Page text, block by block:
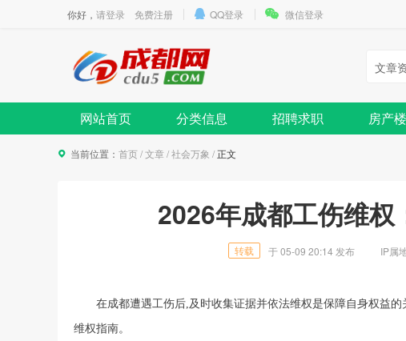
你好， 请登录 免费注册 QQ登录 微信登录
文章
网站首页 分类信息 招聘求职 房产
当前位置： 首页/文章/社会万象 /正文
2026年成都工伤维
转载 于05-09 20:14 发布 IP属
在成都遭遇工伤后,及时收集证据并依法维权是保障自身权益
维权指南。